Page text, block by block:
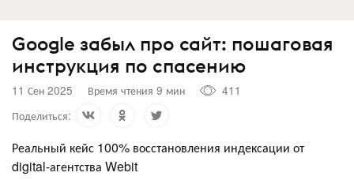
Google забыл про сайт: пошаговая
инструкция по спасению
11 Сен 2025 Время чтения 9 мин
411
Поделиться:
Реальный кейс 100% восстановления индексации от
digital-агентства Webit